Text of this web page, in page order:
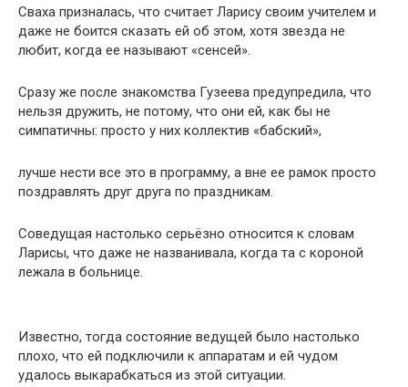
Сваха призналась, что считает Ларису своим учителем и
даже не боится сказать ей об этом, хотя звезда не
любит, когда ее называют «сенсей».
Сразу же после знакомства Гузеева предупредила, что
нельзя дружить, не потому, что они ей, как бы не
симпатичны: просто у них коллектив «бабский»,
лучше нести все это в программу, а вне ее рамок просто
поздравлять друг друга по праздникам.
Соведущая настолько серьёзно относится к словам
Ларисы, что даже не названивала, когда та с короной
лежала в больнице.
Известно, тогда состояние ведущей было настолько
плохо, что ей подключили к аппаратам и ей чудом
удалось выкарабкаться из этой ситуации.